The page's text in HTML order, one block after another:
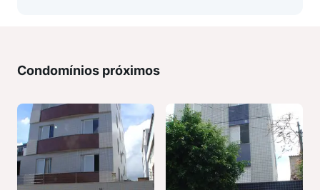
Condomínios próximos